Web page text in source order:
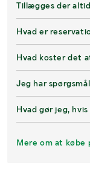
Tillægges der
Hvad er
Hvad koster det
Jeg har
Hvad gør jeg,
Mere om at købe